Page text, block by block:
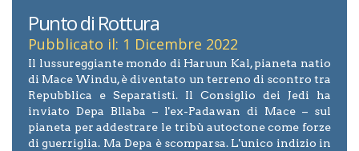
Punto di Rottura
Pubblicato il: 1 Dicembre 2022
Il lussureggiante mondo di Haruun Kal, pianeta natio
di Mace Windu, è diventato un terreno di scontro tra
Repubblica e Separatisti. Il Consiglio dei Jedi ha
inviato Depa Bllaba – l'ex-Padawan di Mace – sul
pianeta per addestrare le tribù autoctone come forze
di guerriglia. Ma Depa è scomparsa. L'unico indizio in